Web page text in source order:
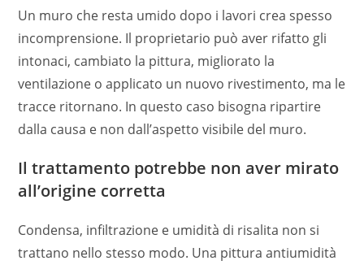
Un muro che resta umido dopo i lavori crea spesso
incomprensione. Il proprietario può aver rifatto gli
intonaci, cambiato la pittura, migliorato la
ventilazione o applicato un nuovo rivestimento, ma le
tracce ritornano. In questo caso bisogna ripartire
dalla causa e non dall’aspetto visibile del muro.
Il trattamento potrebbe non aver mirato
all’origine corretta
Condensa, infiltrazione e umidità di risalita non si
trattano nello stesso modo. Una pittura antiumidità